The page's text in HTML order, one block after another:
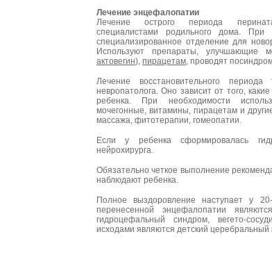
Лечение энцефалопатии
Лечение острого периода
специалистами родильного дома. При
специализированное отделение для
Используют препараты, улучшающие
актовегин), пирацетам, проводят
Лечение восстановительного
невропатолога. Оно зависит от того,
ребенка. При необходимости
мочегонные, витамины, пирацетам и
массажа, фитотерапии, гомеопатии.
Если у ребенка сформировалась
нейрохирурга.
Обязательно четкое выполнение
наблюдают ребенка.
Полное выздоровление наступает у
перенесенной энцефалопатии
гидроцефальный синдром, вегето-
исходами являются детский церебральный